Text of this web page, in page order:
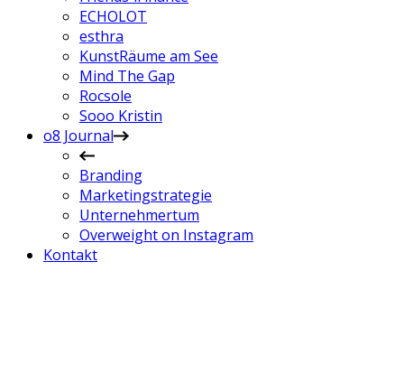
ECHOLOT
esthra
KunstRäume am See
Mind The Gap
Rocsole
Sooo Kristin
o8 Journal
Branding
Marketingstrategie
Unternehmertum
Overweight on Instagram
Kontakt